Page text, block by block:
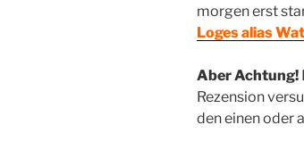
morgen erst
Loges alias
Aber Achtung!
Rezension
den einen oder